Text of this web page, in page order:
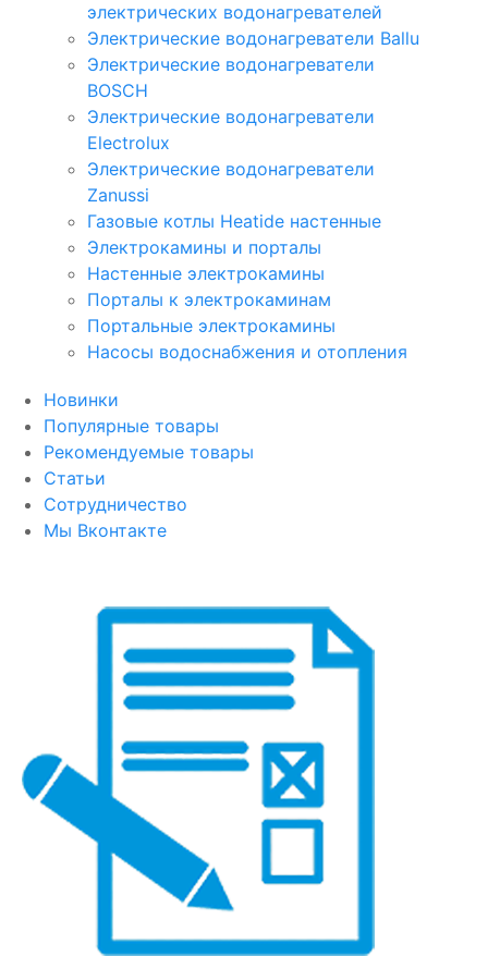
электрических водонагревателей
Электрические водонагреватели Ballu
Электрические водонагреватели
BOSCH
Электрические водонагреватели
Electrolux
Электрические водонагреватели
Zanussi
Газовые котлы Heatide настенные
Электрокамины и порталы
Настенные электрокамины
Порталы к электрокаминам
Портальные электрокамины
Насосы водоснабжения и отопления
Новинки
Популярные товары
Рекомендуемые товары
Статьи
Сотрудничество
Мы Вконтакте